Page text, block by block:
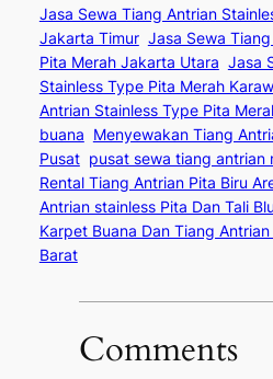
Jasa Sewa Tiang Antrian
Jakarta Timur Jasa Sewa
Pita Merah Jakarta Utara Jasa
Stainless Type Pita Merah
Antrian Stainless Type Pita
buana Menyewakan Tiang
Pusat pusat sewa tiang antrian
Rental Tiang Antrian Pita Biru
Antrian stainless Pita Dan Tali
Karpet Buana Dan Tiang
Barat
Comments